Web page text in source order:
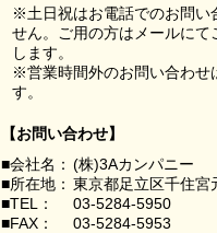
※土日祝はお電話でのお問い
せん。ご用の方はメールに
します。
※営業時間外のお問い合わせ
す。
【お問い合わせ】
■会社名： (株)3Aカンパニー
■所在地： 東京都足立区千住
■TEL：
03-5284-5950
■FAX：
03-5284-5953